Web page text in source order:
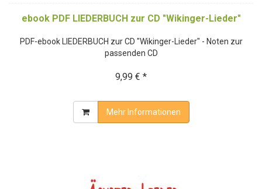
ebook PDF LIEDERBUCH zur CD "Wikinger-Lieder"
PDF-ebook LIEDERBUCH zur CD "Wikinger-Lieder" - Noten zur
passenden CD
9,99 € *
Mehr Informationen